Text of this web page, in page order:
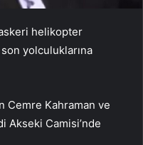
helikopter
yolculuklarına
Cemre Kahraman ve
Akseki Camisi’nde